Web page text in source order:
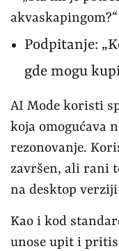
akvaskapingom?“
Podpitanje:
gde mogu
AI Mode koristi
koja omogućava
rezonovanje.
završen, ali rani
na desktop
Kao i kod
unose upit i